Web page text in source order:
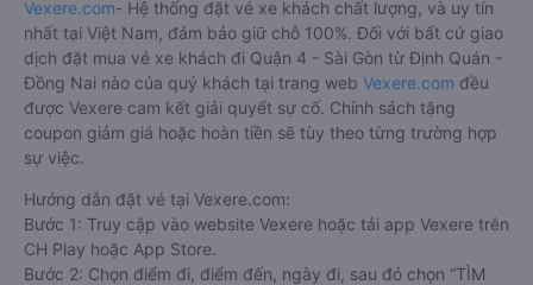
Vexere.com- Hệ thống đặt vé xe khách chất lượng, và uy tín
nhất tại Việt Nam, đảm bảo giữ chỗ 100%. Đối với bất cứ giao
dịch đặt mua vé xe khách đi Quận 4 - Sài Gòn từ Định Quán -
Đồng Nai nào của quý khách tại trang web Vexere.com đều
được Vexere cam kết giải quyết sự cố. Chính sách tặng
coupon giảm giá hoặc hoàn tiền sẽ tùy theo từng trường hợp
sự việc.
Hướng dẫn đặt vé tại Vexere.com:
Bước 1: Truy cập vào website Vexere hoặc tải app Vexere trên
CH Play hoặc App Store.
Bước 2: Chọn điểm đi, điểm đến, ngày đi, sau đó chọn “TÌM